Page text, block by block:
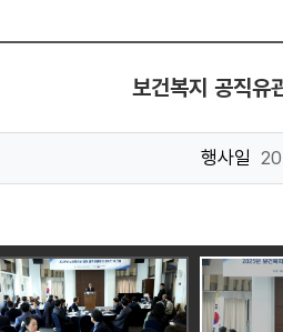
보건복지 공직유
행사일